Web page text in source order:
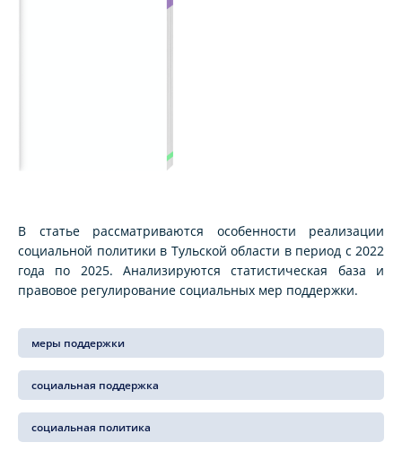
В статье рассматриваются особенности реализации
социальной политики в Тульской области в период с 2022
года по 2025. Анализируются статистическая база и
правовое регулирование социальных мер поддержки.
меры поддержки
социальная поддержка
социальная политика